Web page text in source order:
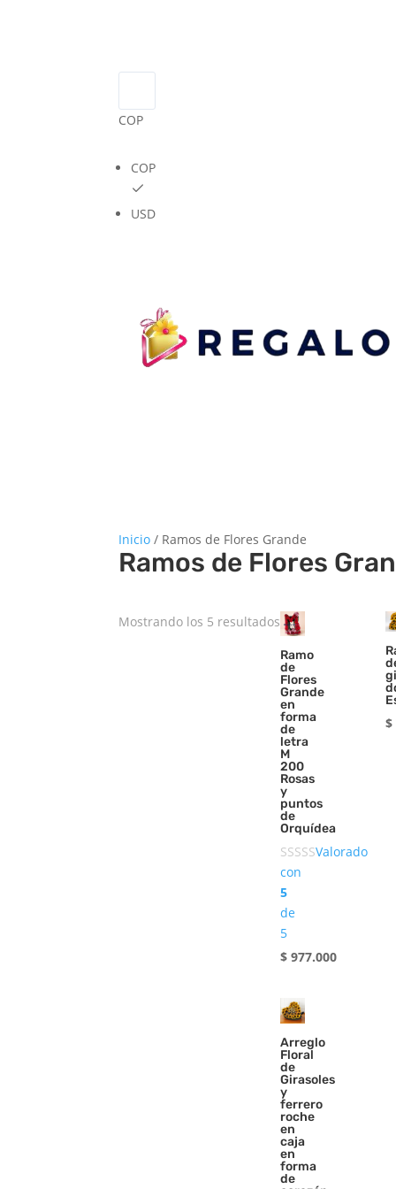
COP
COP
USD
Inicio / Ramos de Flores Grande
Ramos de Flores
Mostrando los 5 resultados Ordenado
por
puntuación
media
Ramo
de
Flores
Grande
en
forma
de
letra
M
200
Rosas
y
puntos
de
Orquídea
Valorado
con
5
de
5
$ 977.000
$
Arreglo
Floral
de
Girasoles
y
ferrero
roche
en
caja
en
forma
de